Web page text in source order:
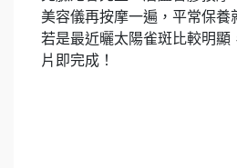
美容儀再按摩一遍，平常保養
若是最近曬太陽雀斑比較明顯
片即完成！